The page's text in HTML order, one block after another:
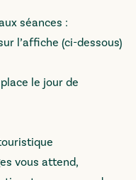
séances :
l’affiche (ci-dessous)
le jour de
vous attend,